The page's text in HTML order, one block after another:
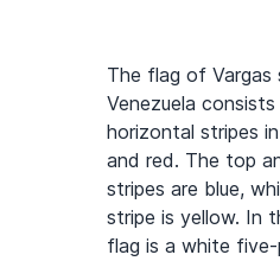
The flag of Vargas
Venezuela
horizontal stripes
and red. The top
stripes are blue,
stripe is yellow. In
flag is a white